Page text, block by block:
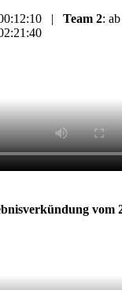
| Team 2:
vom